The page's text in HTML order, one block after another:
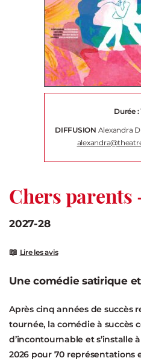
Durée :
DIFFUSION Alexandra
Chers parents
2027-28
📖 Lire les avis
Une comédie satirique
Après cinq années de succès
tournée, la comédie à succès
d’incontournable et s’installe
2026 pour 70 représentations